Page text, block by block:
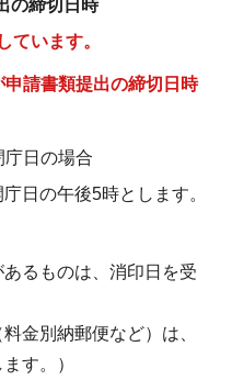
の締切日時
ています。
請書類提出の締切日時
庁日の場合
日の午後5時とします。
るものは、消印日を受
金別納郵便など）は、
す。）